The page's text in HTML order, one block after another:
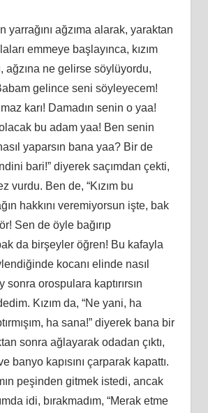
yarrağını ağzıma alarak, yaraktan
emmeye başlayınca, kızım
ağzına ne gelirse söylüyordu,
gelince seni söyleyecem!
karı! Damadın senin o yaa!
bu adam yaa! Ben senin
yaparsın bana yaa? Bir de
bari!” diyerek saçımdan çekti,
vurdu. Ben de, “Kızım bu
hakkını veremiyorsun işte, bak
Sen de öyle bağırıp
da birşeyler öğren! Bu kafayla
kocanı elinde nasıl
sonra orospulara kaptırırsın
Kızım da, “Ne yani, ha
ha sana!” diyerek bana bir
sonra ağlayarak odadan çıktı,
banyo kapısını çarparak kapattı.
peşinden gitmek istedi, ancak
idi, bırakmadım, “Merak etme